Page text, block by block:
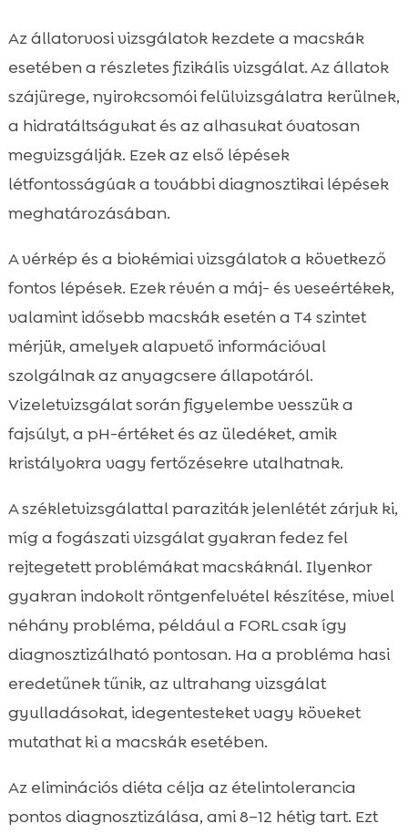
Az állatorvosi vizsgálatok kezdete a macskák
esetében a részletes fizikális vizsgálat. Az állatok
szájürege, nyirokcsomói felülvizsgálatra kerülnek,
a hidratáltságukat és az alhasukat óvatosan
megvizsgálják. Ezek az első lépések
létfontosságúak a további diagnosztikai lépések
meghatározásában.
A vérkép és a biokémiai vizsgálatok a következő
fontos lépések. Ezek révén a máj- és veseértékek,
valamint idősebb macskák esetén a T4 szintet
mérjük, amelyek alapvető információval
szolgálnak az anyagcsere állapotáról.
Vizeletvizsgálat során figyelembe vesszük a
fajsúlyt, a pH-értéket és az üledéket, amik
kristályokra vagy fertőzésekre utalhatnak.
A székletvizsgálattal paraziták jelenlétét zárjuk ki,
míg a fogászati vizsgálat gyakran fedez fel
rejtegetett problémákat macskáknál. Ilyenkor
gyakran indokolt röntgenfelvétel készítése, mivel
néhány probléma, például a FORL csak így
diagnosztizálható pontosan. Ha a probléma hasi
eredetűnek tűnik, az ultrahang vizsgálat
gyulladásokat, idegentesteket vagy köveket
mutathat ki a macskák esetében.
Az eliminációs diéta célja az ételintolerancia
pontos diagnosztizálása, ami 8–12 hétig tart. Ezt